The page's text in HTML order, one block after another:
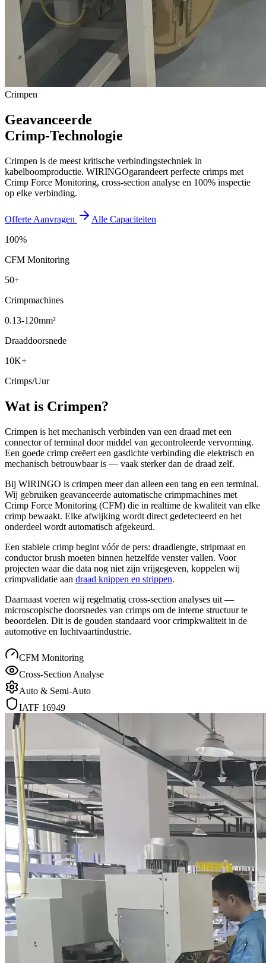
Crimpen
Geavanceerde
Crimp-Technologie
Crimpen is de meest kritische verbindingstechniek in
kabelboomproductie. WIRINGOgarandeert perfecte crimps met
Crimp Force Monitoring, cross-section analyse en 100% inspectie
op elke verbinding.
Offerte Aanvragen
Alle Capaciteiten
100%
CFM Monitoring
50+
Crimpmachines
0.13-120mm²
Draaddoorsnede
10K+
Crimps/Uur
Wat is Crimpen?
Crimpen is het mechanisch verbinden van een draad met een
connector of terminal door middel van gecontroleerde vervorming.
Een goede crimp creëert een gasdichte verbinding die elektrisch en
mechanisch betrouwbaar is — vaak sterker dan de draad zelf.
Bij WIRINGO is crimpen meer dan alleen een tang en een terminal.
Wij gebruiken geavanceerde automatische crimpmachines met
Crimp Force Monitoring (CFM) die in realtime de kwaliteit van elke
crimp bewaakt. Elke afwijking wordt direct gedetecteerd en het
onderdeel wordt automatisch afgekeurd.
Een stabiele crimp begint vóór de pers: draadlengte, stripmaat en
conductor brush moeten binnen hetzelfde venster vallen. Voor
projecten waar die data nog niet zijn vrijgegeven, koppelen wij
crimpvalidatie aan draad knippen en strippen.
Daarnaast voeren wij regelmatig cross-section analyses uit —
microscopische doorsnedes van crimps om de interne structuur te
beoordelen. Dit is de gouden standaard voor crimpkwaliteit in de
automotive en luchtvaartindustrie.
CFM Monitoring
Cross-Section Analyse
Auto & Semi-Auto
IATF 16949